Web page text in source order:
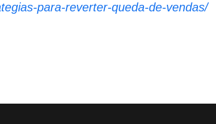
para-reverter-queda-de-vendas/